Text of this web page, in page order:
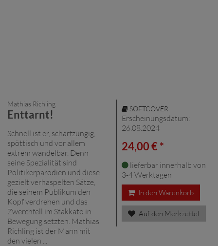
Mathias Richling
Enttarnt!
Schnell ist er, scharfzüngig,
spöttisch und vor allem
extrem wandelbar. Denn
seine Spezialität sind
Politikerparodien und diese
gezielt verhaspelten Sätze,
die seinem Publikum den
Kopf verdrehen und das
Zwerchfell im Stakkato in
Bewegung setzten. Mathias
Richling ist der Mann mit
den vielen ...
SOFTCOVER
Erscheinungsdatum:
26.08.2024
24,00 € *
lieferbar innerhalb von
3-4 Werktagen
In den Warenkorb
Auf den Merkzettel